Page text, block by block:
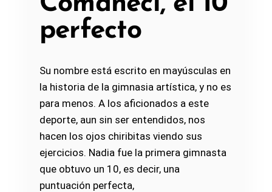
perfecto
Su nombre está escrito en mayúsculas en
la historia de la gimnasia artística, y no es
para menos. A los aficionados a este
deporte, aun sin ser entendidos, nos
hacen los ojos chiribitas viendo sus
ejercicios. Nadia fue la primera gimnasta
que obtuvo un 10, es decir, una
puntuación perfecta,